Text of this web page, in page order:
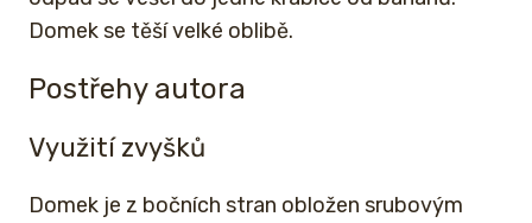
Domek se těší velké oblibě.
Postřehy autora
Využití zvyšků
Domek je z bočních stran obložen srubovým